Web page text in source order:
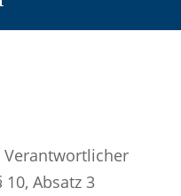
Absatz 3